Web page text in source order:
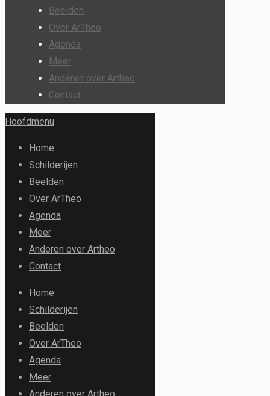
Beelden
Over ArTheo
Agenda
Meer
Anderen over Artheo
Contact
Hoofdmenu
Home
Schilderijen
Beelden
Over ArTheo
Agenda
Meer
Anderen over Artheo
Contact
Home
Schilderijen
Beelden
Over ArTheo
Agenda
Meer